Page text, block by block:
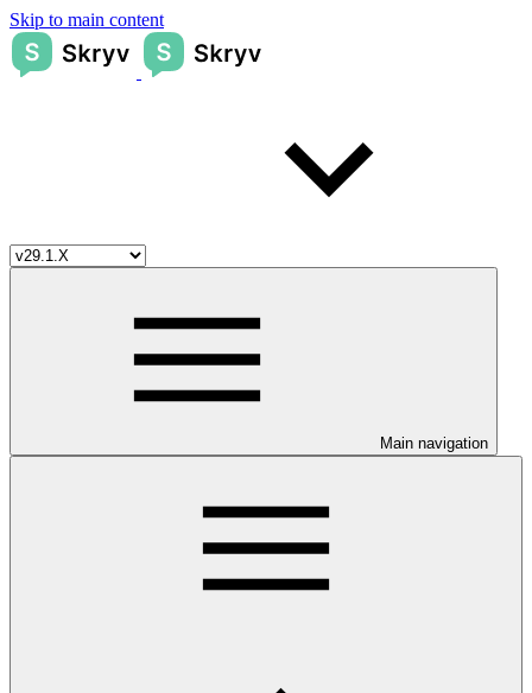
Skip to main content
Main navigation